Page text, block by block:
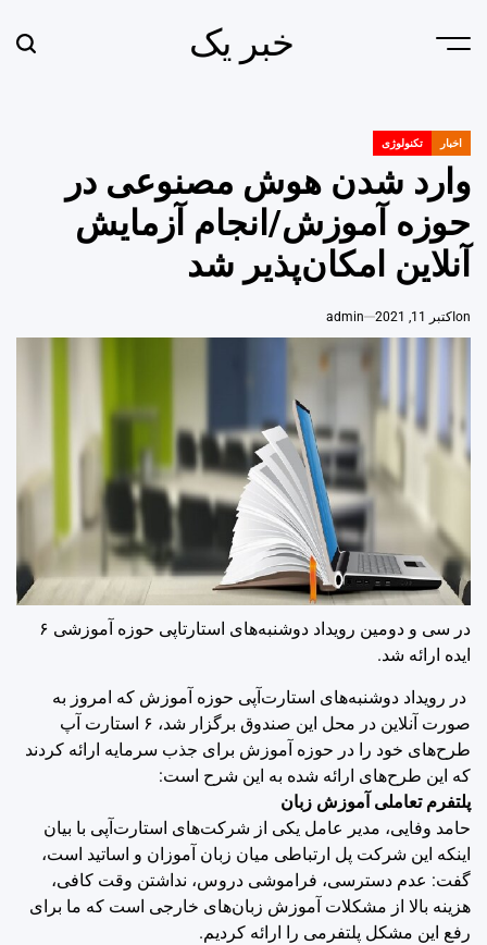
Menu خبر یک
POSTED
اخبار تکنولوژی
وارد شدن هوش مصنوعی در
حوزه آموزش/انجام آزمایش
آنلاین امکان‌پذیر شد
on اکتبر 11, 2021 admin
در سی و دومین رویداد دوشنبه‌های استارتاپی حوزه آموزشی ۶
ایده ارائه شد.
در رویداد دوشنبه‌های استارت‌آپی حوزه آموزش که امروز به
صورت آنلاین در محل این صندوق برگزار شد، ۶ استارت آپ
طرح‌های خود را در حوزه آموزش برای جذب سرمایه ارائه کردند
که این طرح‌های ارائه شده به این شرح است:
پلتفرم تعاملی آموزش زبان
حامد وفایی، مدیر عامل یکی از شرکت‌های استارت‌آپی با بیان
اینکه این شرکت پل ارتباطی میان زبان آموزان و اساتید است،
گفت: عدم دسترسی، فراموشی دروس، نداشتن وقت کافی،
هزینه بالا از مشکلات آموزش زبان‌های خارجی است که ما برای
رفع این مشکل پلتفرمی را ارائه کردیم.